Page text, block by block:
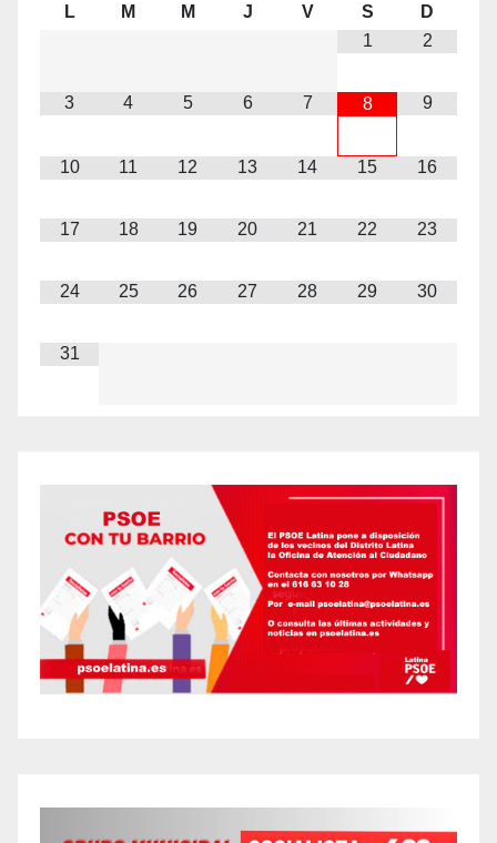
L M M J V S
D
1
2
3 4 5 6 7 8 9
10 11 12 13 14 15 16
17 18 19 20 21 22 23
24 25 26 27 28 29 30
31